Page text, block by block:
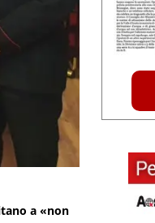
a «non